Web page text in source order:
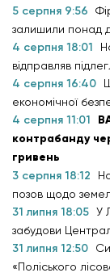
5 серпня 9:56
залишили понад
4 серпня 18:01
відправляв
4 серпня 16:40
економічної
4 серпня 11:01
контрабанду
гривень
3 серпня 18:12
позов щодо
31 липня 18:05 У
забудови
31 липня 12:50
«Поліського